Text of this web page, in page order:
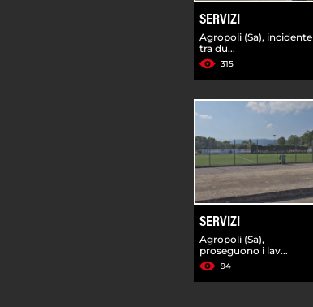
SERVIZI
Agropoli (Sa), incidente
tra du...
315
SERVIZI
Agropoli (Sa),
proseguono i lav...
94